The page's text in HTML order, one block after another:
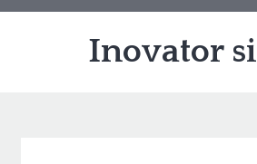
Inovator si